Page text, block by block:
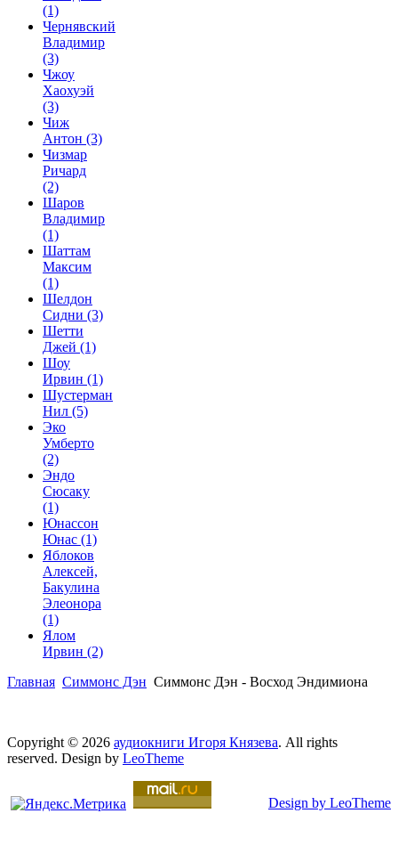
(1)
Чернявский
Владимир
(3)
Чжоу
Хаохуэй
(3)
Чиж
Антон (3)
Чизмар
Ричард
(2)
Шаров
Владимир
(1)
Шаттам
Максим
(1)
Шелдон
Сидни (3)
Шетти
Джей (1)
Шоу
Ирвин (1)
Шустерман
Нил (5)
Эко
Умберто
(2)
Эндо
Сюсаку
(1)
Юнассон
Юнас (1)
Яблоков
Алексей,
Бакулина
Элеонора
(1)
Ялом
Ирвин (2)
Главная Симмонс Дэн Симмонс Дэн - Восход Эндимиона
Copyright © 2026 аудиокниги Игоря Князева. All rights
reserved. Design by LeoTheme
Design by LeoTheme